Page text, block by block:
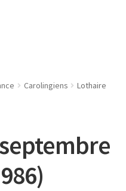
Carolingiens
Lothaire